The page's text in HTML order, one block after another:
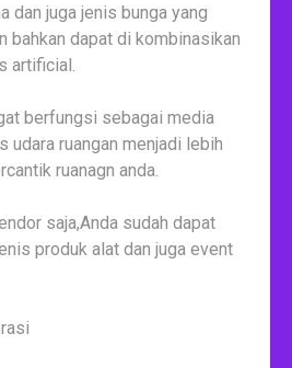
dan juga jenis bunga yang
bahkan dapat di kombinasikan
artificial.
berfungsi sebagai media
udara ruangan menjadi lebih
ruanagn anda.
saja,Anda sudah dapat
produk alat dan juga event